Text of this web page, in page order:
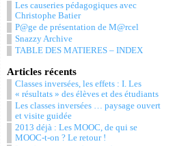
Les causeries pédagogiques avec
Christophe Batier
P@ge de présentation de M@rcel
Snazzy Archive
TABLE DES MATIERES – INDEX
Articles récents
Classes inversées, les effets : I. Les
« résultats » des élèves et des étudiants
Les classes inversées … paysage ouvert
et visite guidée
2013 déjà : Les MOOC, de qui se
MOOC-t-on ? Le retour !